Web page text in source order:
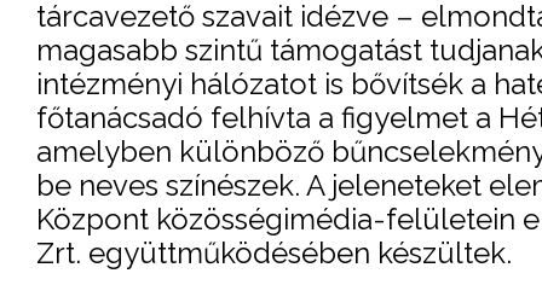
tárcavezető szavait idézve –
magasabb szintű támogatást
intézményi hálózatot is bővítsék a
főtanácsadó felhívta a figyelmet a
amelyben különböző
be neves színészek. A jeleneteket
Központ közösségimédia-felületein
Zrt. együttműködésében készültek.